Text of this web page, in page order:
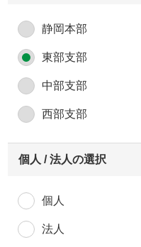
静岡本部
東部支部
中部支部
西部支部
個人 / 法人の選択
個人
法人